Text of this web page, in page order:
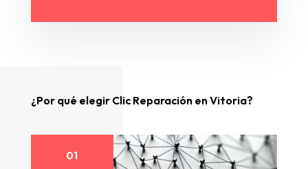
¿Por qué elegir Clic Reparación en Vitoria?
01